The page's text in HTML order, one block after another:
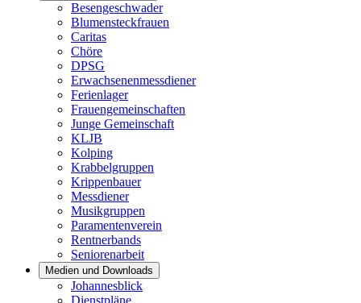
Besengeschwader
Blumensteckfrauen
Caritas
Chöre
DPSG
Erwachsenenmessdiener
Ferienlager
Frauengemeinschaften
Junge Gemeinschaft
KLJB
Kolping
Krabbelgruppen
Krippenbauer
Messdiener
Musikgruppen
Paramentenverein
Rentnerbands
Seniorenarbeit
Medien und Downloads
Johannesblick
Dienstpläne